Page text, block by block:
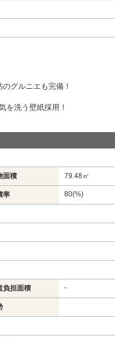
グルニエも完備！
を洗う壁紙採用！
面積 79.48㎡
率 80(%)
負担面積 -